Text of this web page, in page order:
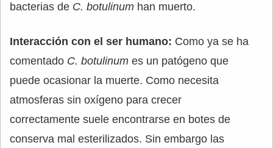
bacterias de C. botulinum han muerto.
Interacción con el ser humano: Como ya se ha
comentado C. botulinum es un patógeno que
puede ocasionar la muerte. Como necesita
atmosferas sin oxígeno para crecer
correctamente suele encontrarse en botes de
conserva mal esterilizados. Sin embargo las